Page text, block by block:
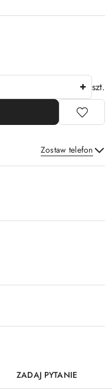
szt.
Zostaw telefon
ZADAJ PYTANIE